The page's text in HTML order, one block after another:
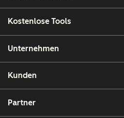
Kostenlose Tools
Unternehmen
Kunden
Partner